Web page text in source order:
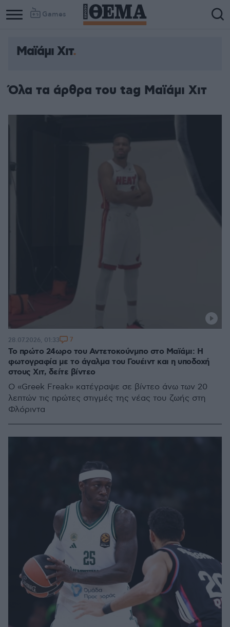
Games
Column
Column
Μαϊάμι Χιτ
Όλα τα άρθρα του tag Μαϊάμι Χιτ
Το πρώτο 24ωρο του Αντετοκούνμπο στο Μαϊάμι: Η
φωτογραφία με το άγαλμα του Γουέιντ και η υποδοχή
στους Χιτ, δείτε βίντεο
Ο «Greek Freak» κατέγραψε σε βίντεο άνω των 20
λεπτών τις πρώτες στιγμές της νέας του ζωής στη
Φλόριντα
28.07.2026, 01:33 7